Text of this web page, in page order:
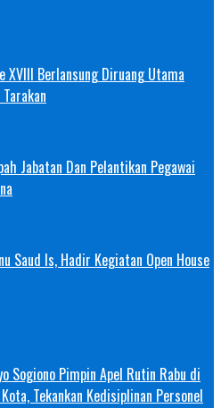
XVIII Berlansung Diruang Utama
Jabatan Dan Pelantikan Pegawai
Saud Is, Hadir Kegiatan Open House
Sogiono Pimpin Apel Rutin Rabu di
Tekankan Kedisiplinan Personel